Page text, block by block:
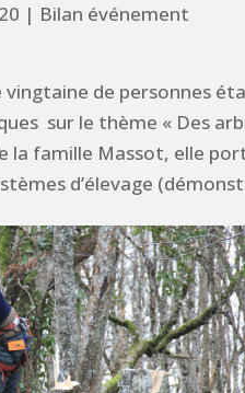
| Bilan événement
vingtaine de personnes
sur le thème « Des
la famille Massot, elle
d’élevage